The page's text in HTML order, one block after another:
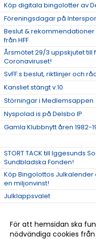
Köp digitala bingolotter av
Föreningsdagar på
Beslut &
från HFF
Årsmötet 29/3 uppskjutet till
Coronaviruset!
SvFF:s beslut, riktlinjer och
Kansliet stängt v.10
Störningar i Medlemsappen
Nyspolad is på Delsbo IP
Gamla Klubbnytt åren 1982-
STORT TACK till Iggesunds
Sundbladska Fonden!
Köp Bingolottos Julkalender
en miljonvinst!
Julklappsvalet
Delsbo IF bjuder alla på bio
Halvårsmöte söndag 17 nov.
För att hemsidan ska
nödvändiga cookies